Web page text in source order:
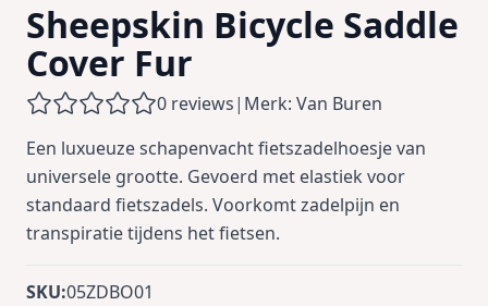
Sheepskin Bicycle Saddle
Cover Fur
0 reviews| Merk: Van Buren
Een luxueuze schapenvacht fietszadelhoesje van
universele grootte. Gevoerd met elastiek voor
standaard fietszadels. Voorkomt zadelpijn en
transpiratie tijdens het fietsen.
SKU:05ZDBO01